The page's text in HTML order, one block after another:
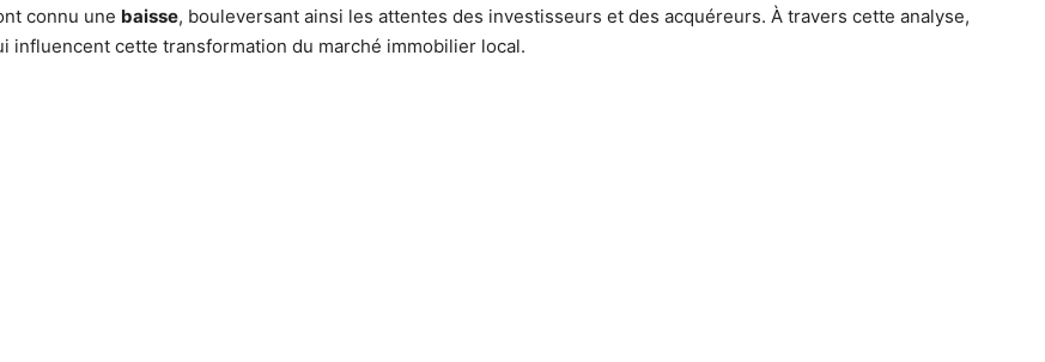
connu une baisse, bouleversant ainsi les attentes des investisseurs et des acquéreurs. À travers cette analyse,
cette transformation du marché immobilier local.